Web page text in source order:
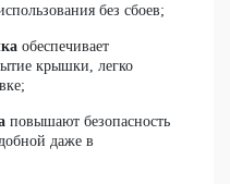
без сбоев;
обеспечивает
крышки, легко
повышают безопасность
даже в